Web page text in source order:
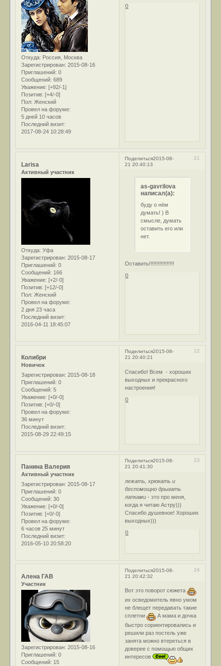
Откуда: Россия, Москва
Зарегистрирован: 2015-08-16
Приглашений: 0
Сообщений: 689
Уважение: [+92/-1]
Позитив: [+4/-0]
Пол: Женский
Провел на форуме:
5 дней 10 часов
Последний визит:
2017-08-24 10:28:49
0
Поделиться 21
2015-08-
21 20:40:13
Larisa
Активный участник
Откуда: Уфа
Зарегистрирован: 2015-08-17
Приглашений: 0
Сообщений: 166
Уважение: [+2/-0]
Позитив: [+12/-0]
Пол: Женский
Провел на форуме:
2 дня 23 часа
Последний визит:
2016-04-11 18:45:07
as-gavrilova
написал(а):
буду о нём
думать! ) В
смысле, думать
оставить его или
нет.
Оставить!!!!!!!!!!!!!!!!!
0
Поделиться 22
2015-08-
21 20:40:21
Колибри
Новичок
Зарегистрирован: 2015-08-18
Приглашений: 0
Сообщений: 5
Уважение: [+0/-0]
Позитив: [+0/-0]
Провел на форуме:
36 минут
Последний визит:
2015-08-29 22:49:15
Спасибо! Всем - хороших
выходных и прекрасного
настроения!
0
Поделиться 23
2015-08-
21 20:41:30
Панина Валерия
Активный участник
Зарегистрирован: 2015-08-17
Приглашений: 0
Сообщений: 30
Уважение: [+0/-0]
Позитив: [+0/-0]
Провел на форуме:
6 часов 25 минут
Последний визит:
2016-05-10 20:58:20
лежать, хрюкать и
беспомощно дрыгать
лапками - это про меня,
когда я читаю Астру)))
Спасибо душевное! Хороших
выходных)))
0
Поделиться 24
2015-08-
21 20:42:32
Алена ГАВ
Участник
Зарегистрирован: 2015-08-16
Приглашений: 0
Сообщений: 15
Вот это поворот сюжета
их осведомитель явно умом
не блещет передавать такие
сплетни
А мама и дочка
быстро сориентировались и
решили раз постель уже
занята можно втереться в
доверее с помощью общих
интересов